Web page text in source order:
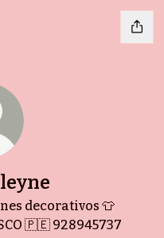
decorativos 👕
🇵🇪 928945737